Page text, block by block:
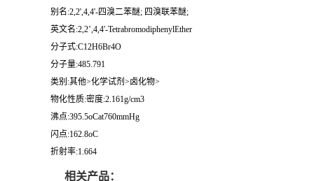
别名:2,2',4,4'-四溴二苯醚; 四溴联苯醚;
英文名:2,2’,4,4'-TetrabromodiphenylEther
分子式:C12H6Br4O
分子量:485.791
类别:其他>化学试剂>卤化物>
物化性质:密度:2.161g/cm3
沸点:395.5oCat760mmHg
闪点:162.8oC
折射率:1.664
相关产品：